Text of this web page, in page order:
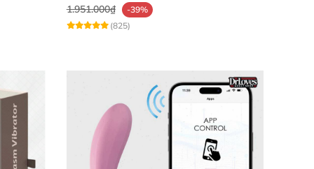
khiển thân thiện với các nút bấm điều
1.951.000₫
-39%
(825)